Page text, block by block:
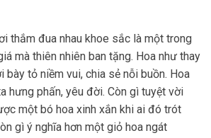
thắm đua nhau khoe sắc là một trong
mà thiên nhiên ban tặng. Hoa như thay
bày tỏ niềm vui, chia sẻ nỗi buồn. Hoa
hưng phấn, yêu đời. Còn gì tuyệt vời
một bó hoa xinh xắn khi ai đó trót
gì ý nghĩa hơn một giỏ hoa ngát